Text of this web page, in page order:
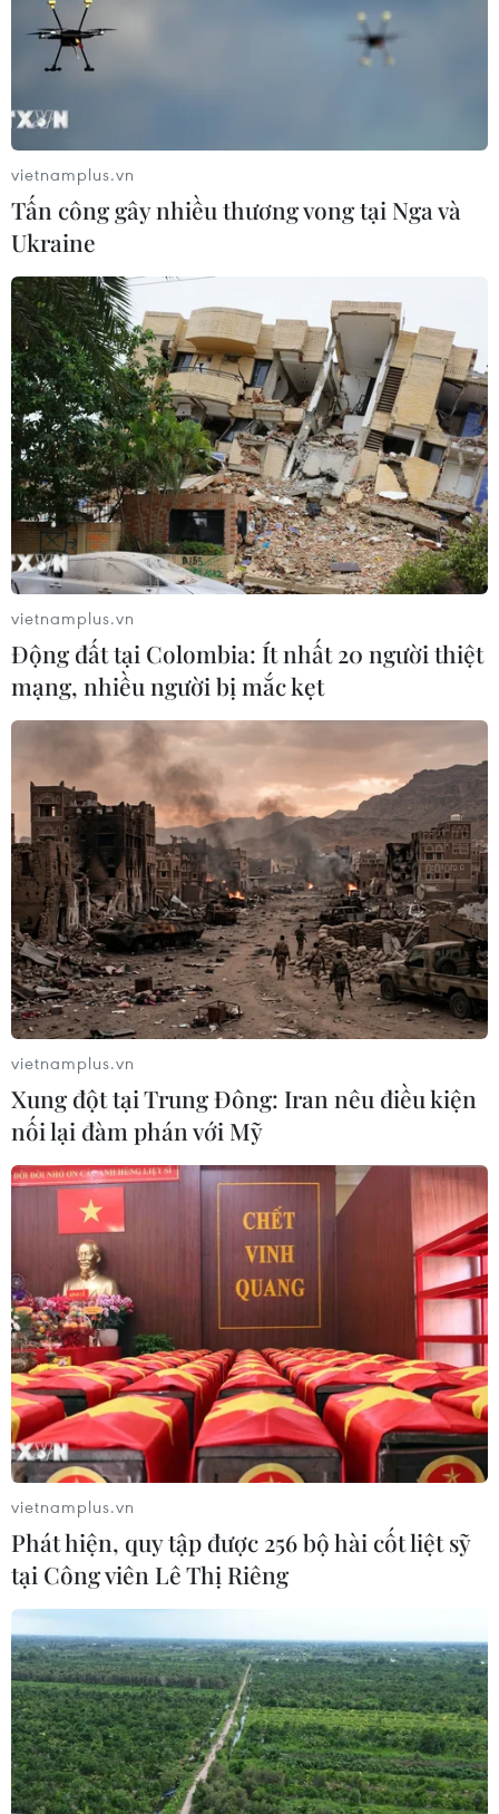
Khuyến cáo doanh nghiệp thận trọng khi
20/04/2020 09:22
Do năng lực tài chính có hạn nên nhà nhập khẩu châu
Phi thường đề nghị mua hàng trả chậm, hình thức CIF
(giao hàng tại cảng đến) và không mở thư tín dụng L/C
do chi phí cao.
Hỗ trợ xúc tiến xuất khẩu trực tuyến
nông, thủy sản sang Trung Quốc
22/04/2020 10:36
35 doanh nghiệp Việt Nam đã giới thiệu, quảng bá tới
các nhà nhập khẩu Trung Quốc tại hội nghị trực tuyến
nhiều mặt hàng nông sản, thực phẩm thế mạnh của Việt
Nam.
EVFTA: Gia tăng các biện pháp hỗ trợ
doanh nghiệp phòng vệ thương mại
24/04/2020 10:54
Khi Hiệp định EVFTA có hiệu lực, thương mại hàng hóa
giữa Việt Nam và các nước thuộc Liên minh châu Âu
thương mại cũng sẽ nhiều hơn.
vietnamplus.vn
Tấn công gây nhiều thương vong tại Nga và
Ukraine
vietnamplus.vn
Động đất tại Colombia: Ít nhất 20 người thiệt
mạng, nhiều người bị mắc kẹt
vietnamplus.vn
Xung đột tại Trung Đông: Iran nêu điều kiện
nối lại đàm phán với Mỹ
vietnamplus.vn
Phát hiện, quy tập được 256 bộ hài cốt liệt sỹ
tại Công viên Lê Thị Riêng